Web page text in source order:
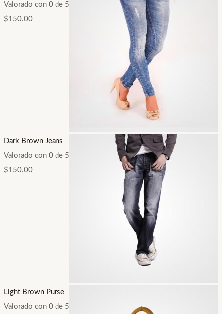
Valorado con 0de 5
$150.00
Dark Brown Jeans
Valorado con 0de 5
$150.00
Light Brown Purse
Valorado con 0de 5